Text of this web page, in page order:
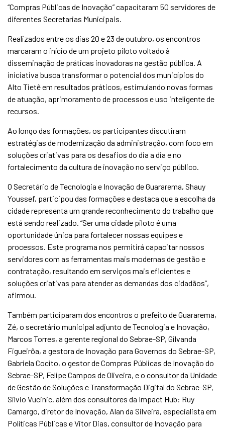
“Compras Públicas de Inovação” capacitaram 50 servidores de
diferentes Secretarias Municipais.
Realizados entre os dias 20 e 23 de outubro, os encontros
marcaram o início de um projeto piloto voltado à
disseminação de práticas inovadoras na gestão pública. A
iniciativa busca transformar o potencial dos municípios do
Alto Tietê em resultados práticos, estimulando novas formas
de atuação, aprimoramento de processos e uso inteligente de
recursos.
Ao longo das formações, os participantes discutiram
estratégias de modernização da administração, com foco em
soluções criativas para os desafios do dia a dia e no
fortalecimento da cultura de inovação no serviço público.
O Secretário de Tecnologia e Inovação de Guararema, Shauy
Youssef, participou das formações e destaca que a escolha da
cidade representa um grande reconhecimento do trabalho que
está sendo realizado. “Ser uma cidade piloto é uma
oportunidade única para fortalecer nossas equipes e
processos. Este programa nos permitirá capacitar nossos
servidores com as ferramentas mais modernas de gestão e
contratação, resultando em serviços mais eficientes e
soluções criativas para atender as demandas dos cidadãos”,
afirmou.
Também participaram dos encontros o prefeito de Guararema,
Zé, o secretário municipal adjunto de Tecnologia e Inovação,
Marcos Torres, a gerente regional do Sebrae-SP, Gilvanda
Figueirôa, a gestora de Inovação para Governos do Sebrae-SP,
Gabriela Cocito, o gestor de Compras Públicas de Inovação do
Sebrae-SP, Felipe Campos de Oliveira, e o consultor da Unidade
de Gestão de Soluções e Transformação Digital do Sebrae-SP,
Silvio Vucinic, além dos consultores da Impact Hub: Ruy
Camargo, diretor de Inovação, Alan da Silveira, especialista em
Políticas Públicas e Vitor Dias, consultor de Inovação para